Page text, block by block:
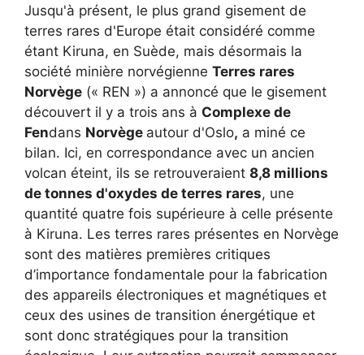
Jusqu'à présent, le plus grand gisement de
terres rares d'Europe était considéré comme
étant Kiruna, en Suède, mais désormais la
société minière norvégienne Terres rares
Norvège (« REN ») a annoncé que le gisement
découvert il y a trois ans à Complexe de
Fendans Norvège autour d'Oslo, a miné ce
bilan. Ici, en correspondance avec un ancien
volcan éteint, ils se retrouveraient 8,8 millions
de tonnes d'oxydes de terres rares, une
quantité quatre fois supérieure à celle présente
à Kiruna. Les terres rares présentes en Norvège
sont des matières premières critiques
d’importance fondamentale pour la fabrication
des appareils électroniques et magnétiques et
ceux des usines de transition énergétique et
sont donc stratégiques pour la transition